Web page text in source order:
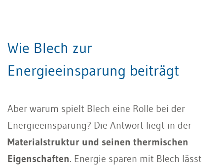
Wie Blech zur
Energieeinsparung beiträgt
Aber warum spielt Blech eine Rolle bei der
Energieeinsparung? Die Antwort liegt in der
Materialstruktur und seinen thermischen
Eigenschaften. Energie sparen mit Blech lässt